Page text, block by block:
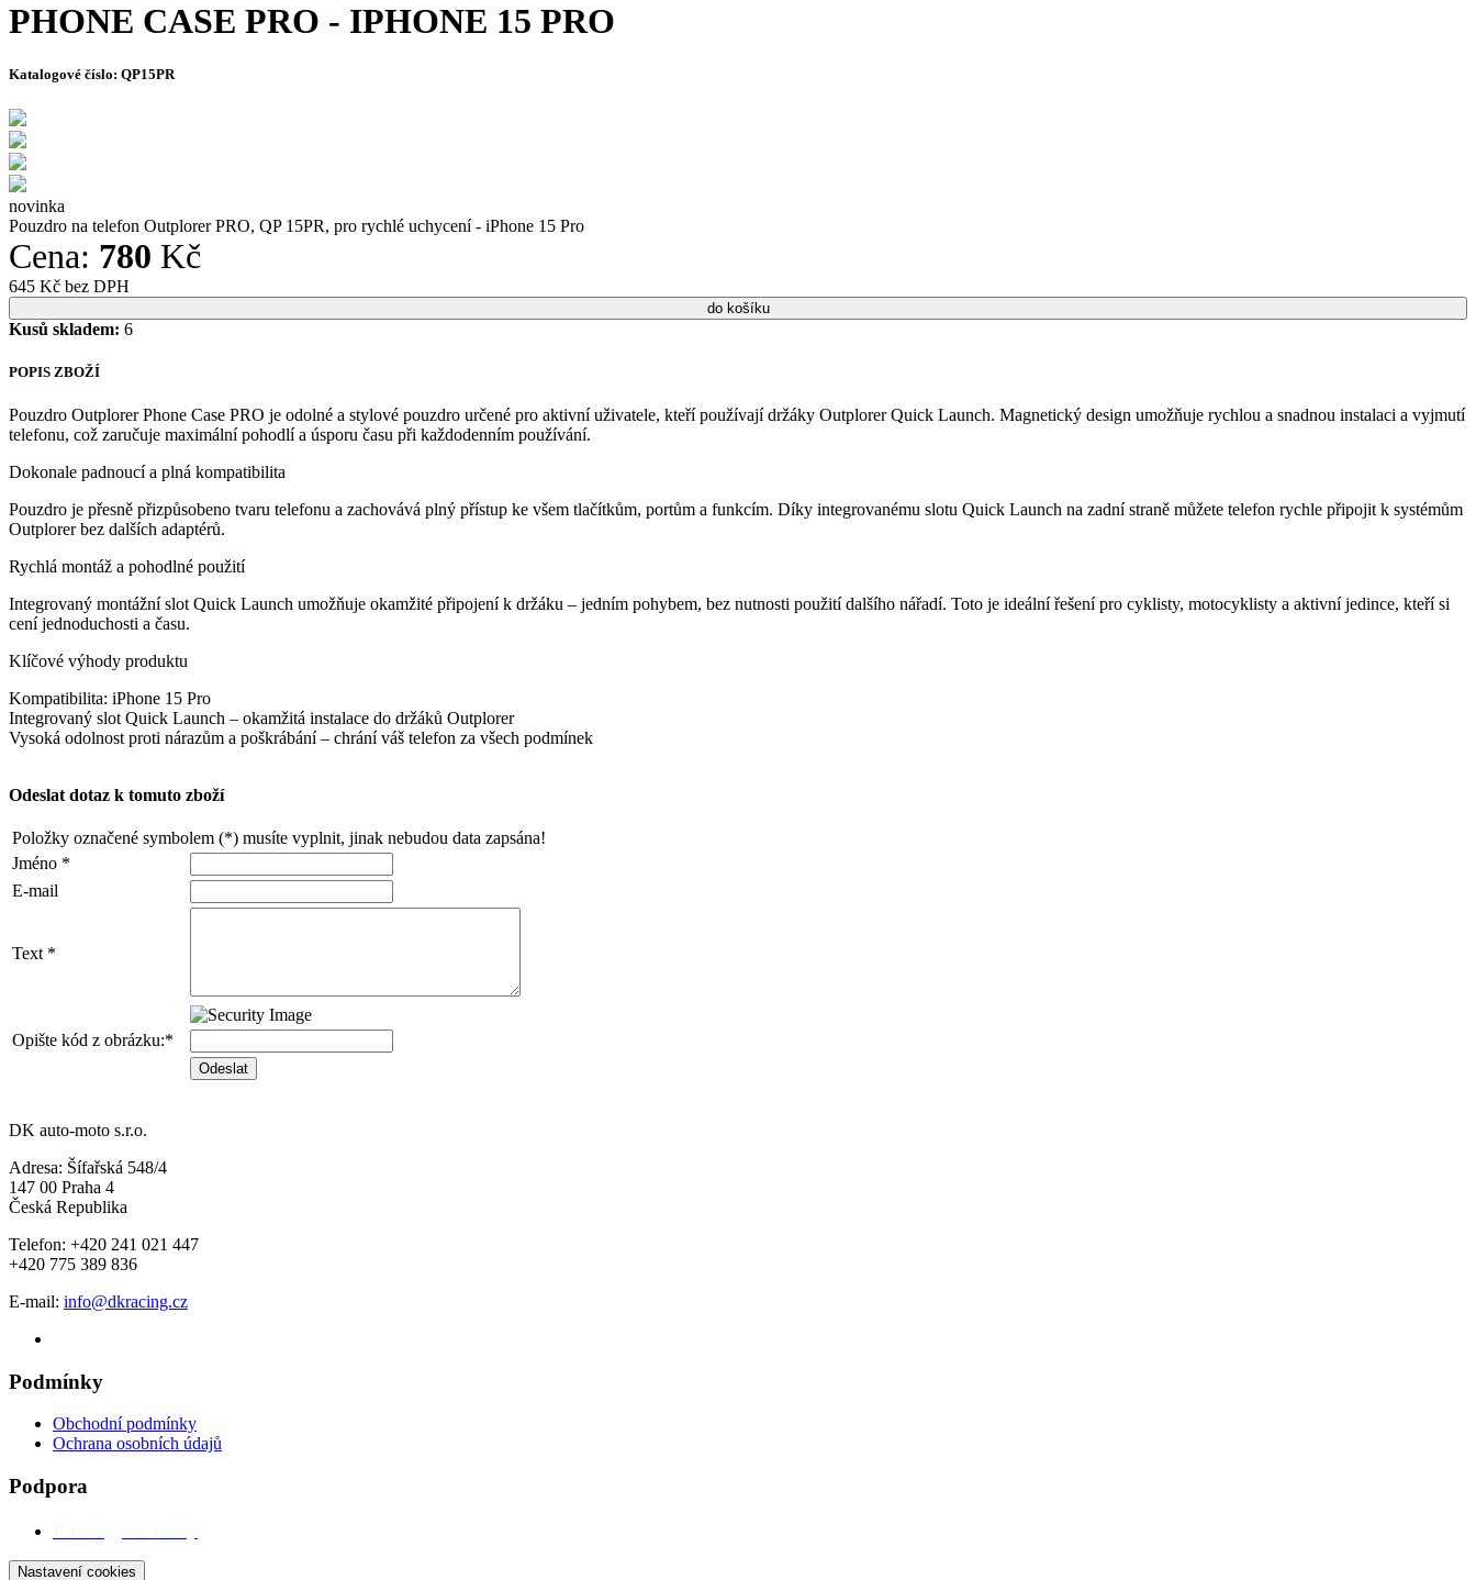
PHONE CASE PRO - IPHONE 15 PRO
Katalogové číslo: QP15PR
novinka
Pouzdro na telefon Outplorer PRO, QP 15PR, pro rychlé uchycení - iPhone 15 Pro
Cena: 780 Kč
645 Kč bez DPH
Kusů skladem: 6
POPIS ZBOŽÍ
Pouzdro Outplorer Phone Case PRO je odolné a stylové pouzdro určené pro aktivní uživatele, kteří používají držáky Outplorer Quick Launch. Magnetický design umožňuje rychlou a snadnou instalaci a vyjmutí
telefonu, což zaručuje maximální pohodlí a úsporu času při každodenním používání.
Dokonale padnoucí a plná kompatibilita
Pouzdro je přesně přizpůsobeno tvaru telefonu a zachovává plný přístup ke všem tlačítkům, portům a funkcím. Díky integrovanému slotu Quick Launch na zadní straně můžete telefon rychle připojit k systémům
Outplorer bez dalších adaptérů.
Rychlá montáž a pohodlné použití
Integrovaný montážní slot Quick Launch umožňuje okamžité připojení k držáku – jedním pohybem, bez nutnosti použití dalšího nářadí. Toto je ideální řešení pro cyklisty, motocyklisty a aktivní jedince, kteří si
cení jednoduchosti a času.
Klíčové výhody produktu
Kompatibilita: iPhone 15 Pro
Integrovaný slot Quick Launch – okamžitá instalace do držáků Outplorer
Vysoká odolnost proti nárazům a poškrábání – chrání váš telefon za všech podmínek
Odeslat dotaz k tomuto zboží
Položky označené symbolem (*) musíte vyplnit, jinak nebudou data zapsána!
Jméno *
E-mail
Text *
Opište kód z obrázku:*
DK auto-moto s.r.o.
Adresa: Šífařská 548/4
147 00 Praha 4
Česká Republika
Telefon: +420 241 021 447
+420 775 389 836
E-mail: info@dkracing.cz
Podmínky
Obchodní podmínky
Ochrana osobních údajů
Podpora
Nastavení cookies